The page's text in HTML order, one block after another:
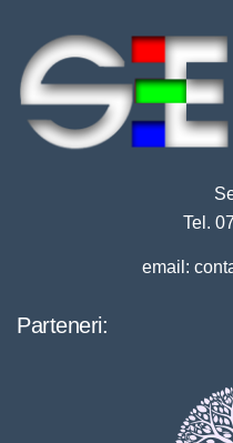
Tel.
email:
Parteneri: